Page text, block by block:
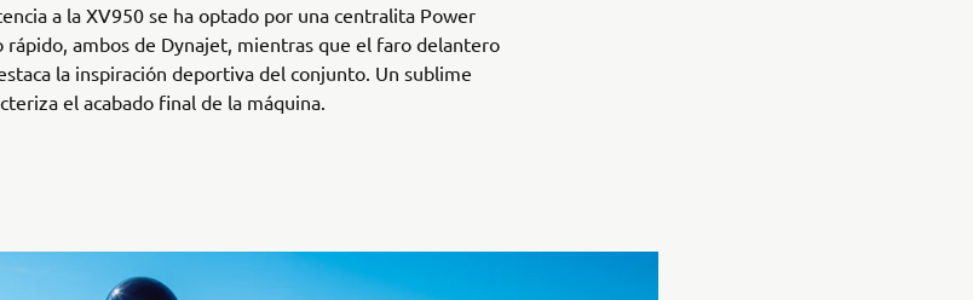
a la XV950 se ha optado por una centralita Power
rápido, ambos de Dynajet, mientras que el faro delantero
la inspiración deportiva del conjunto. Un sublime
el acabado final de la máquina.